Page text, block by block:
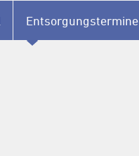
Entsorgungstermine